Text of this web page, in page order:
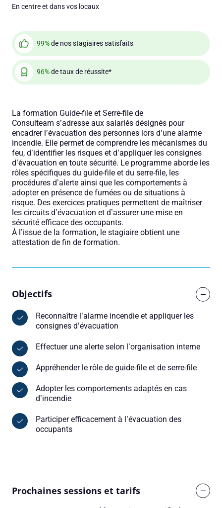
En centre et dans vos locaux
99%de nos stagiaires satisfaits
96%de taux de réussite*
La formation Guide-file et Serre-file de
Consulteam s’adresse aux salariés désignés pour
encadrer l’évacuation des personnes lors d’une alarme
incendie. Elle permet de comprendre les mécanismes du
feu, d’identifier les risques et d’appliquer les consignes
d’évacuation en toute sécurité. Le programme aborde les
rôles spécifiques du guide-file et du serre-file, les
procédures d’alerte ainsi que les comportements à
adopter en présence de fumées ou de situations à
risque. Des exercices pratiques permettent de maîtriser
les circuits d’évacuation et d’assurer une mise en
sécurité efficace des occupants.
À l’issue de la formation, le stagiaire obtient une
attestation de fin de formation.
Objectifs
Reconnaître l’alarme incendie et appliquer les
consignes d’évacuation
Effectuer une alerte selon l’organisation interne
Appréhender le rôle de guide-file et de serre-file
Adopter les comportements adaptés en cas
d’incendie
Participer efficacement à l’évacuation des
occupants
Prochaines sessions et tarifs